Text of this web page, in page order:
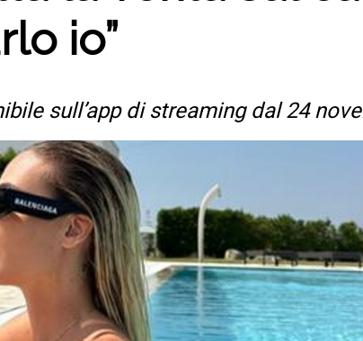
io”
sull’app di streaming dal 24